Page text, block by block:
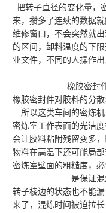
把转子直径的变化量，
来，攒多了连续的数据
维修窗口，不会突然就
的区间，卸料温度的下
业文件，不同的人操作
橡胶密封
橡胶密封件对胶料的分
所以这类车间的密炼
密炼室工作表面的光洁
会让胶料粘附残留变多
物料在高温下还可能局
密炼室壁面的粗糙度，
是保证混
转子棱边的状态也不能
来了，混炼时间被迫拉